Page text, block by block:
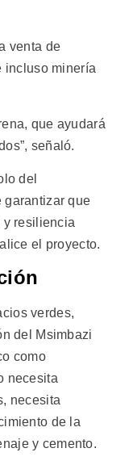
venta de
incluso minería
que ayudará
señaló.
del
garantizar que
y resiliencia
el proyecto.
verdes,
del Msimbazi
como
necesita
necesita
de la
y cemento.